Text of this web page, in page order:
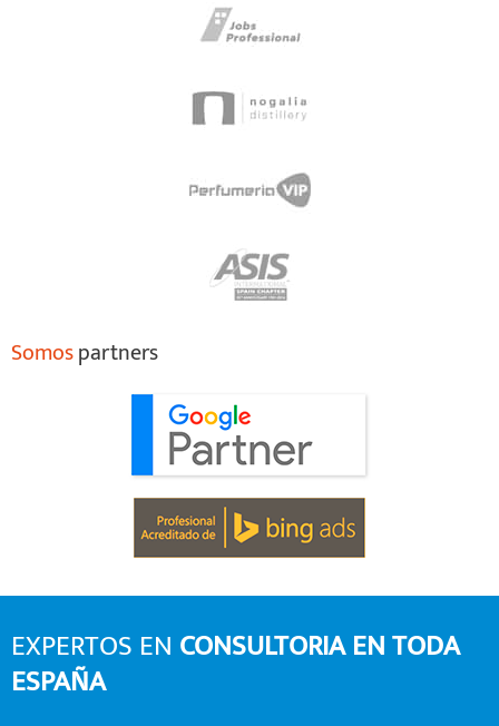
Somospartners
EXPERTOS EN CONSULTORIA EN TODA
ESPAÑA